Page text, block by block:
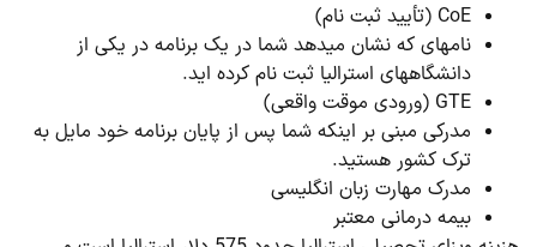
CoE (تأیید ثبت نام)
نامه­ای که نشان می­دهد شما در یک برنامه در یکی از
دانشگاه­های استرالیا ثبت نام کرده ­اید.
GTE (ورودی موقت واقعی)
مدرکی مبنی بر اینکه شما پس از پایان برنامه خود مایل به
ترک کشور هستید.
مدرک مهارت زبان انگلیسی
بیمه درمانی معتبر